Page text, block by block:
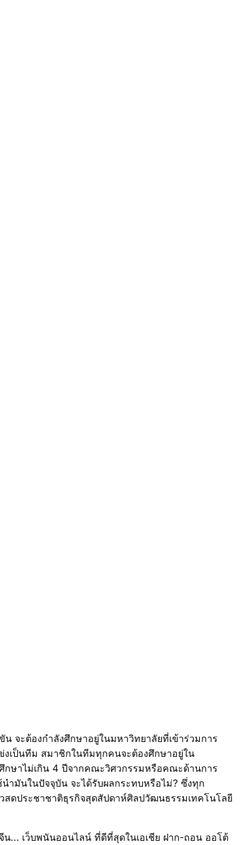
จะต้องกำลังศึกษาอยู่ในมหาวิทยาลัยที่เข้าร่วมการ
เป็นทีม สมาชิกในทีมทุกคนจะต้องศึกษาอยู่ใน
กษาไม่เกิน 4 ปีจากคณะวิศวกรรมหรือคณะด้านการ
ำมันในปัจจุบัน จะได้รับผลกระทบหรือไม่? ซึ่งทุก
สดประชาชาติธุรกิจสุดสัปดาห์ศิลปวัฒนธรรมเทคโนโลยี
… เว็บพนันออนไลน์ ที่ดีที่สุดในเอเชีย ฝาก-ถอน ออโต้